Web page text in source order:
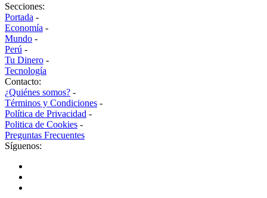
Secciones:
Portada -
Economía -
Mundo -
Perú -
Tu Dinero -
Tecnología
Contacto:
¿Quiénes somos? -
Términos y Condiciones -
Política de Privacidad -
Politica de Cookies -
Preguntas Frecuentes
Síguenos: